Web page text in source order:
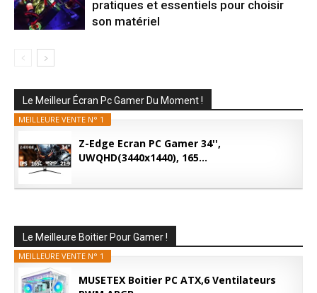
pratiques et essentiels pour choisir
son matériel
Le Meilleur Écran Pc Gamer Du Moment !
MEILLEURE VENTE N° 1
Z-Edge Ecran PC Gamer 34'',
UWQHD(3440x1440), 165...
Le Meilleure Boitier Pour Gamer !
MEILLEURE VENTE N° 1
MUSETEX Boitier PC ATX,6 Ventilateurs